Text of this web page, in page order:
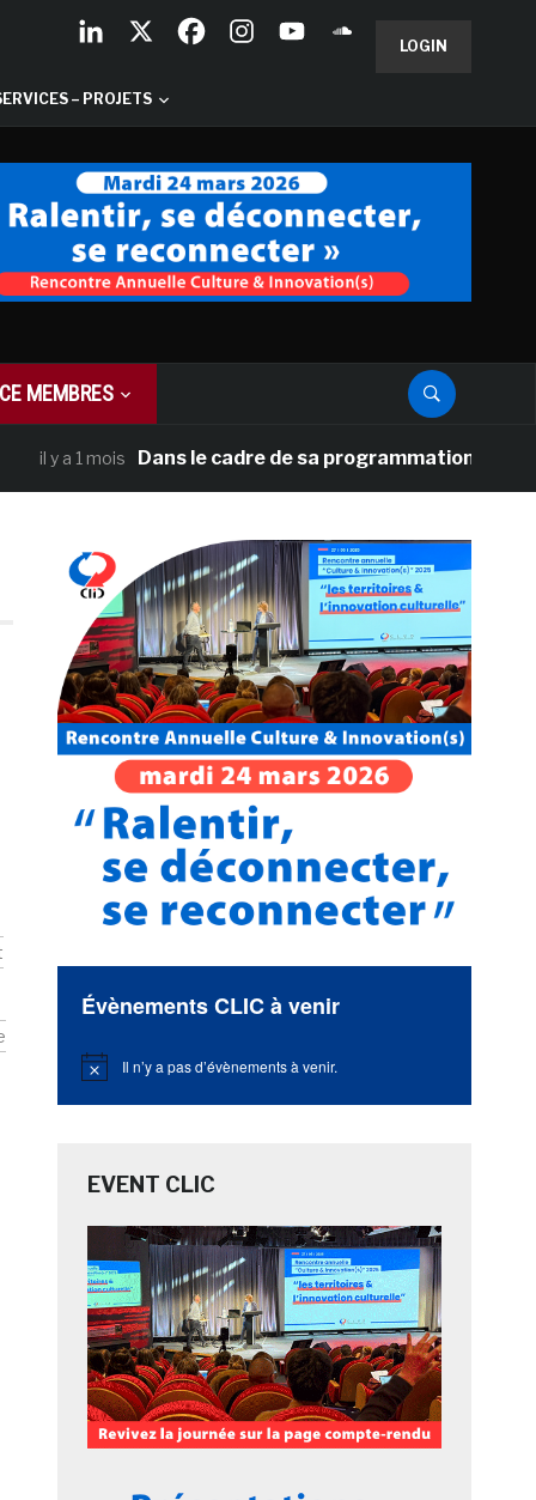
LOGIN
– PROJETS
MEMBRES
1 mois Dans le cadre de sa programmation américaine,
Évènements CLIC à venir
Notice Il n’y a pas d’évènements à venir.
EVENT CLIC